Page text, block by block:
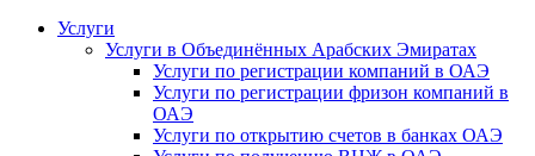
Услуги
Услуги в Объединённых Арабских Эмиратах
Услуги по регистрации компаний в ОАЭ
Услуги по регистрации фризон компаний в
ОАЭ
Услуги по открытию счетов в банках ОАЭ